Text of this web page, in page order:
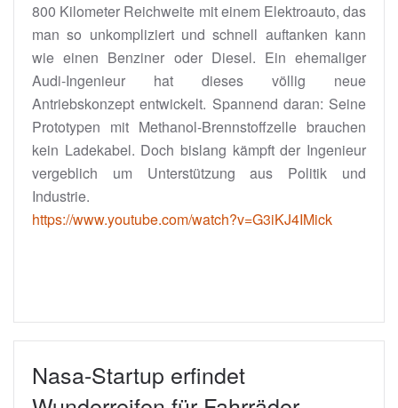
800 Kilometer Reichweite mit einem Elektroauto, das
man so unkompliziert und schnell auftanken kann
wie einen Benziner oder Diesel. Ein ehemaliger
Audi-Ingenieur hat dieses völlig neue
Antriebskonzept entwickelt. Spannend daran: Seine
Prototypen mit Methanol-Brennstoffzelle brauchen
kein Ladekabel. Doch bislang kämpft der Ingenieur
vergeblich um Unterstützung aus Politik und
Industrie.
https://www.youtube.com/watch?v=G3iKJ4IMick
Nasa-Startup erfindet